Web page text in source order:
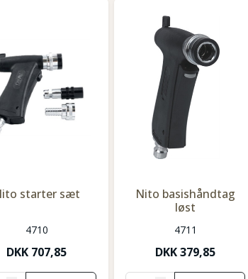
starter sæt
4710
DKK 707,85
Nito basishåndtag
løst
4711
DKK379,85